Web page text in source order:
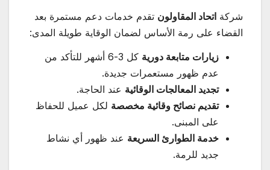
شركة اتحاد المقاولون تقدم خدمات دعم مستمرة بعد
القضاء على رمة الأساس لضمان الوقاية طويلة المدى:
زيارات متابعة دورية
كل 3-6 أشهر للتأكد من
عدم ظهور مستعمرات جديدة.
تجديد المعالجات الوقائية عند الحاجة.
تقديم نصائح وقائية مخصصة لكل عميل للحفاظ
على المبنى.
خدمة الطوارئ السريعة عند ظهور أي نشاط
جديد للرمة.